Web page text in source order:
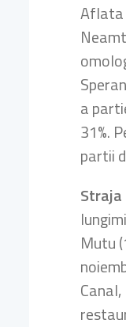
Aflata
a
31%.
partii
Straja
Mutu